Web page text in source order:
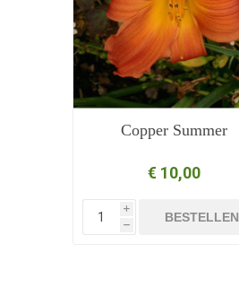
Copper Summer
€ 10,00
i
h
BESTELLEN